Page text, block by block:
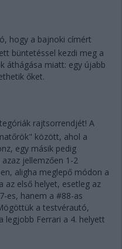
hogy a bajnoki címért
büntetéssel kezdi meg a
áthágása miatt: egy újabb
őket.
rajtsorrendjét! A
között, ahol a
egy másik pedig
jellemzően 1-2
aligha meglepő módon a
az első helyet, esetleg az
es, hanem a #88-as
a testvérautó,
legjobb Ferrari a 4. helyett